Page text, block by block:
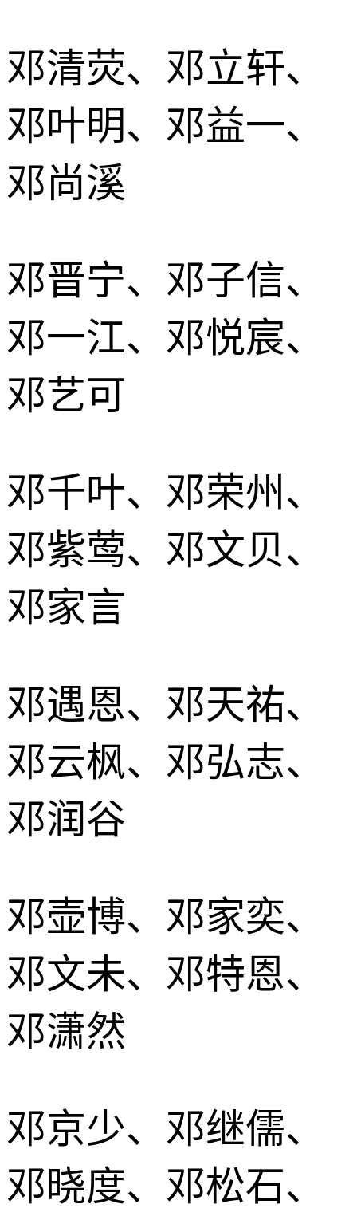
邓清荧、邓立轩、
邓叶明、邓益一、
邓尚溪
邓晋宁、邓子信、
邓一江、邓悦宸、
邓艺可
邓千叶、邓荣州、
邓紫莺、邓文贝、
邓家言
邓遇恩、邓天祐、
邓云枫、邓弘志、
邓润谷
邓壶博、邓家奕、
邓文未、邓特恩、
邓潇然
邓京少、邓继儒、
邓晓度、邓松石、